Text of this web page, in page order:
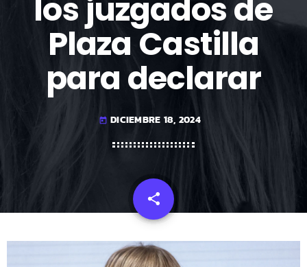
los juzgados de
Plaza Castilla
para declarar
today DICIEMBRE 18, 2024
share
email